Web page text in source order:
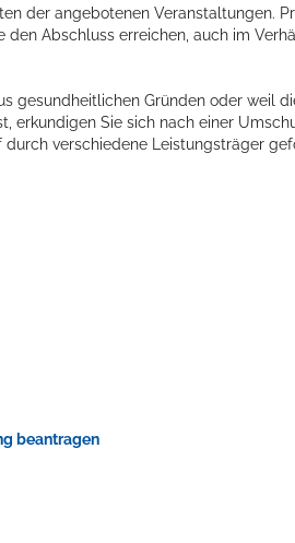
der angebotenen Veranstaltungen.
Abschluss erreichen, auch im
gesundheitlichen Gründen oder weil
erkundigen Sie sich nach einer
verschiedene Leistungsträger
beantragen